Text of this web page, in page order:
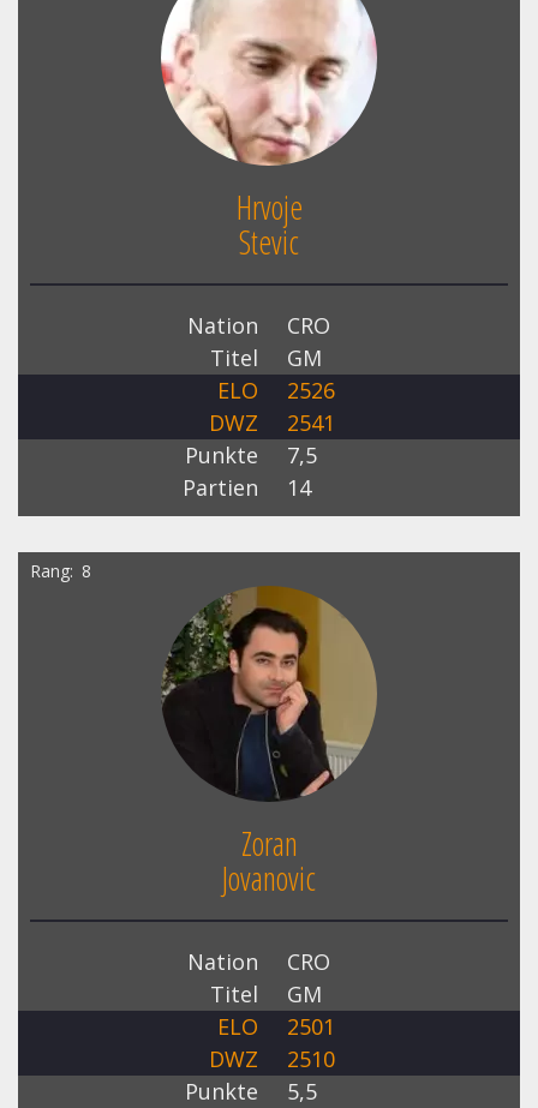
Hrvoje
Stevic
Nation
CRO
Titel
GM
ELO
2526
DWZ
2541
Punkte
7,5
Partien
14
Rang 8
Zoran
Jovanovic
Nation
CRO
Titel
GM
ELO
2501
DWZ
2510
Punkte
5,5